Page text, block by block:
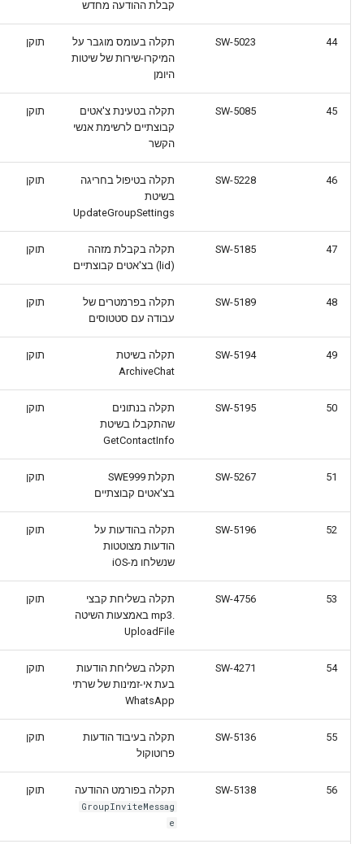
קבלת ההודעה מחדש
44
SW-5023
תקלה בעומס מוגבר על
המיקרו-שירות של שיטות
היומן
תוקן
45
SW-5085
תקלה בטעינת צ'אטים
קבוצתיים לרשימת אנשי
הקשר
תוקן
46
SW-5228
תקלה בטיפול בחריגה
בשיטת
UpdateGroupSettings
תוקן
47
SW-5185
תקלה בקבלת מזהה
(lid) בצ'אטים קבוצתיים
תוקן
48
SW-5189
תקלה בפרמטרים של
עבודה עם סטטוסים
תוקן
49
SW-5194
תקלה בשיטת
ArchiveChat
תוקן
50
SW-5195
תקלה בנתונים
שהתקבלו בשיטת
GetContactInfo
תוקן
51
SW-5267
תקלת SWE999
בצ'אטים קבוצתיים
תוקן
52
SW-5196
תקלה בהודעות על
הודעות מצוטטות
שנשלחו מ-iOS
תוקן
53
SW-4756
תקלה בשליחת קבצי
.mp3 באמצעות השיטה
UploadFile
תוקן
54
SW-4271
תקלה בשליחת הודעות
בעת אי-זמינות של שרתי
WhatsApp
תוקן
55
SW-5136
תקלה בעיבוד הודעות
פרוטוקול
תוקן
56
SW-5138 תקלה בפורמט ההודעה
GroupInviteMessag
e
תוקן